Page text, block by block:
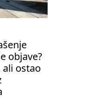
objave?
ostao